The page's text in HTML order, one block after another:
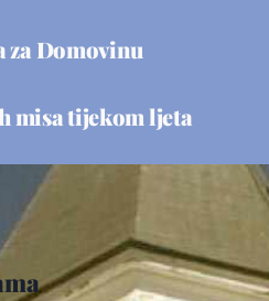
za Domovinu
misa tijekom ljeta